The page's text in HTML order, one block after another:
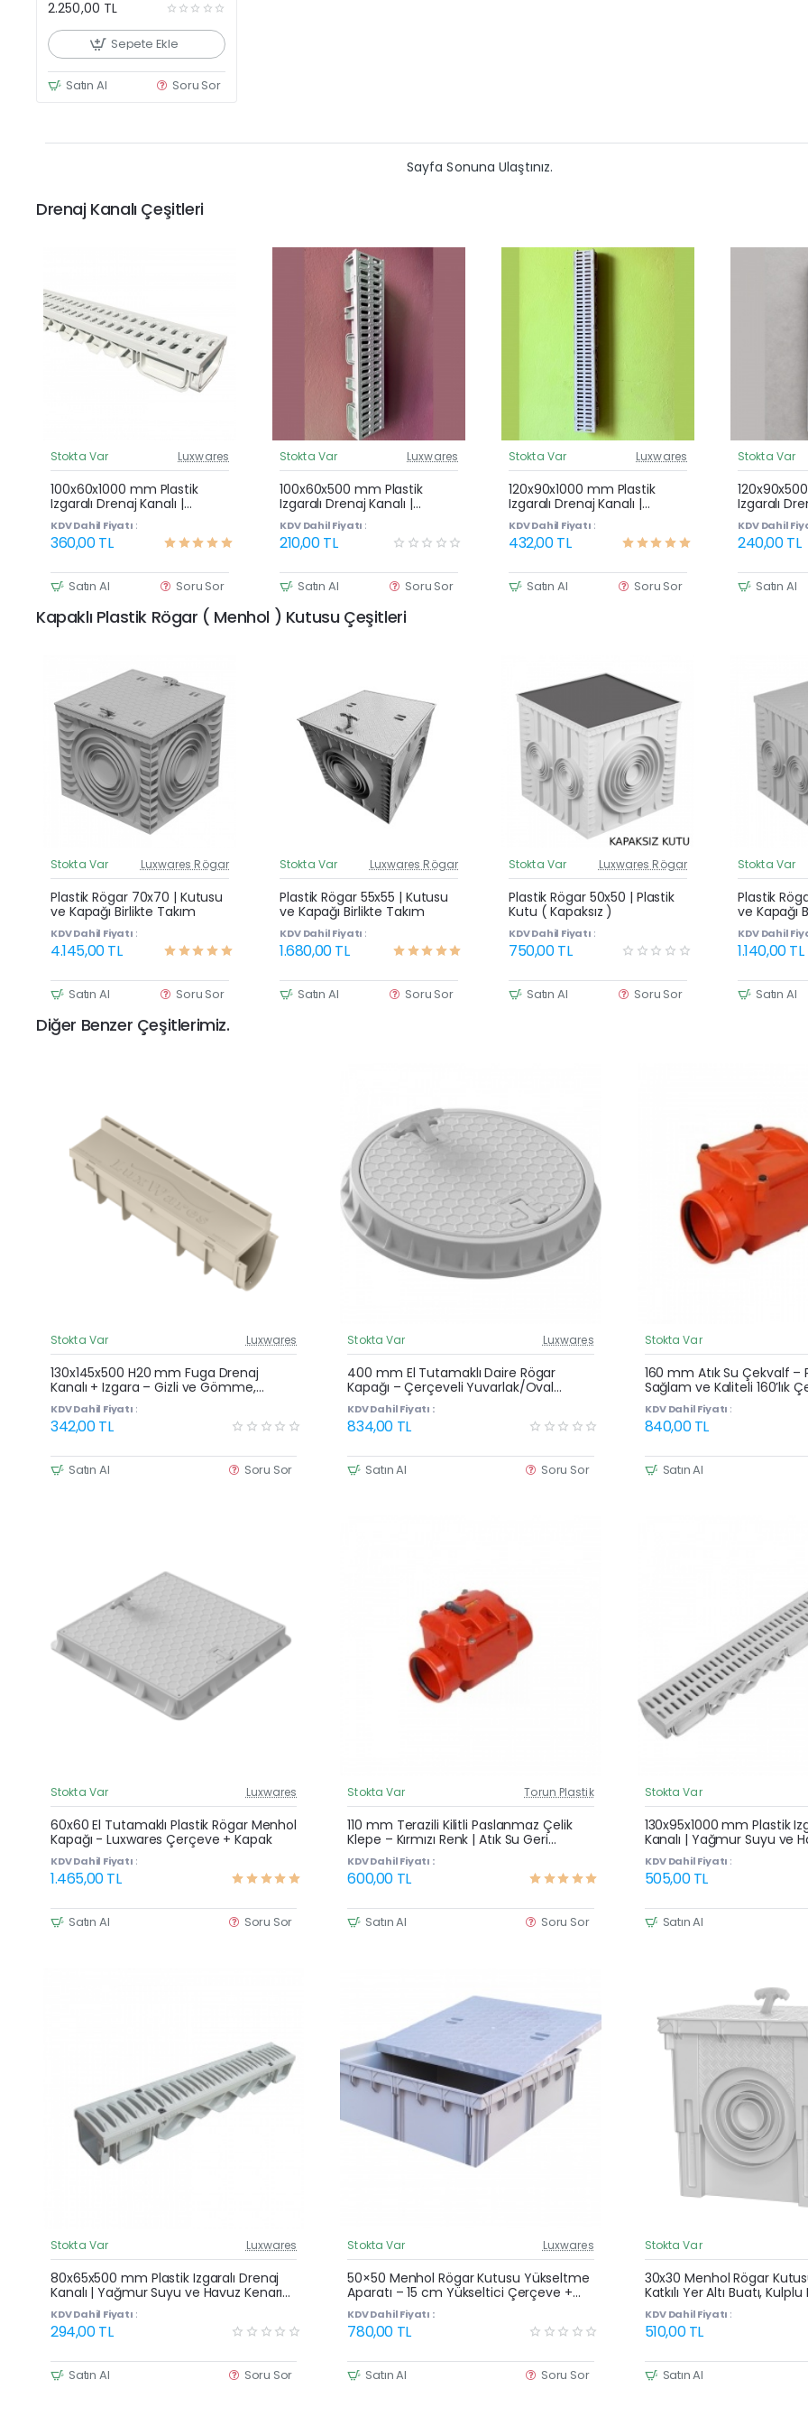
Koli
2.250,00 TL
Sepete Ekle
Satın Al Soru Sor
Sayfa Sonuna Ulaştınız.
Drenaj Kanalı Çeşitleri
Güncel Fiyat
Çok Satan
Stokta Var Luxwares
100x60x1000 mm Plastik
Izgaralı Drenaj Kanalı |
Yağmur Suyu ve Havuz
Kenarı Oluğu
KDV Dahil Fiyatı :
360,00 TL
Satın Al Soru Sor
Güncel Fiyat
Stokta Var Luxwares
100x60x500 mm Plastik
Izgaralı Drenaj Kanalı |
Yağmur Suyu ve Havuz
Kenarı Oluğu
KDV Dahil Fiyatı :
210,00 TL
Satın Al Soru Sor
Güncel Fiyat
Çok Satan
Stokta Var Luxwares
120x90x1000 mm Plastik
Izgaralı Drenaj Kanalı |
Yağmur Suyu ve Havuz
Kenarı Oluğu
KDV Dahil Fiyatı :
432,00 TL
Satın Al Soru Sor
Stokta Var
Izgaralı
Yağmur
Kenarı
KDV Dahil
240,00 TL
Satın Al
Kapaklı Plastik Rögar ( Menhol ) Kutusu Çeşitleri
Güncel Fiyat
Yeni Ürün
Stokta Var Luxwares Rögar
Plastik Rögar 70x70 | Kutusu
ve Kapağı Birlikte Takım
KDV Dahil Fiyatı :
4.145,00 TL
Satın Al Soru Sor
Güncel Fiyat
Yeni Ürün
Stokta Var Luxwares Rögar
Plastik Rögar 55x55 | Kutusu
ve Kapağı Birlikte Takım
KDV Dahil Fiyatı :
1.680,00 TL
Satın Al Soru Sor
Güncel Fiyat
Yeni Ürün
Stokta Var Luxwares Rögar
Plastik Rögar 50x50 | Plastik
Kutu ( Kapaksız )
KDV Dahil Fiyatı :
750,00 TL
Satın Al Soru Sor
Stokta Var
Plastik
ve Kapağı
KDV Dahil
1.140,00 TL
Satın Al
Diğer Benzer Çeşitlerimiz.
Güncel Fiyat
Yeni Ürün
Stokta Var Luxwares
130x145x500 H20 mm Fuga Drenaj
Kanalı + Izgara – Gizli ve Gömme,
Yağmur Suyu ve Havuz Kenarı Oluğu
KDV Dahil Fiyatı :
342,00 TL
Satın Al Soru Sor
Güncel Fiyat
Yeni Ürün
Stokta Var Luxwares
400 mm El Tutamaklı Daire Rögar
Kapağı – Çerçeveli Yuvarlak/Oval
Plastik Menhol Kapak
KDV Dahil Fiyatı :
834,00 TL
Satın Al Soru Sor
Stokta Var
160 mm Atık Su Çekvalf –
Sağlam ve Kaliteli 160’lık
KDV Dahil Fiyatı :
840,00 TL
Satın Al
Güncel Fiyat
Yeni Ürün
Çok Satan
Stokta Var Luxwares
60x60 El Tutamaklı Plastik Rögar Menhol
Kapağı - Luxwares Çerçeve + Kapak
KDV Dahil Fiyatı :
1.465,00 TL
Satın Al Soru Sor
Güncel Fiyat
Stokta Var Torun Plastik
110 mm Terazili Kilitli Paslanmaz Çelik
Klepe – Kırmızı Renk | Atık Su Geri
Tepme ve Koku Önleyici Çekvalf
KDV Dahil Fiyatı :
600,00 TL
Satın Al Soru Sor
Stokta Var
130x95x1000 mm Plastik
Kanalı | Yağmur Suyu ve
Oluğu
KDV Dahil Fiyatı :
505,00 TL
Satın Al
Güncel Fiyat
Stokta Var Luxwares
80x65x500 mm Plastik Izgaralı Drenaj
Kanalı | Yağmur Suyu ve Havuz Kenarı
KDV Dahil Fiyatı :
294,00 TL
Satın Al Soru Sor
Güncel Fiyat
Yeni Ürün
Stokta Var Luxwares
50×50 Menhol Rögar Kutusu Yükseltme
Aparatı – 15 cm Yükseltici Çerçeve +
Plastik Kapağı
KDV Dahil Fiyatı :
780,00 TL
Satın Al Soru Sor
Stokta Var
30x30 Menhol Rögar Kutusu
Katkılı Yer Altı Buatı,
KDV Dahil Fiyatı :
510,00 TL
Satın Al